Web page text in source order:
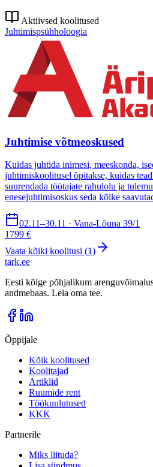
Aktiivsed koolitused
Juhtimispsühholoogia
Juhtimise võtmeoskused
Kuidas juhtida inimesi, meeskonda,
juhtimiskoolitusel õpitakse, kuidas
suurendada töötajate rahulolu ja
enesejuhtimisoskus seda kõike
02.11–30.11 · Vana-Lõuna 39/1
1799 €
Vaata kõiki koolitusi (1)
tark.ee
Eesti kõige põhjalikum
andmebaas. Leia oma tee.
Õppijale
Kõik koolitused
Koolitajad
Artiklid
Ruumide rent
Töökuulutused
KKK
Partnerile
Miks liituda?